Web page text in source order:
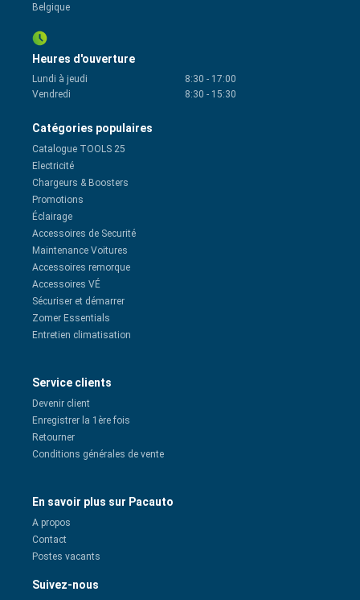
Belgique
Heures d'ouverture
Lundi à jeudi 8:30 - 17:00
Vendredi
8:30 - 15:30
Catégories populaires
Catalogue TOOLS 25
Electricité
Chargeurs & Boosters
Promotions
Éclairage
Accessoires de Securité
Maintenance Voitures
Accessoires remorque
Accessoires VÉ
Sécuriser et démarrer
Zomer Essentials
Entretien climatisation
Service clients
Devenir client
Enregistrer la 1ère fois
Retourner
Conditions générales de vente
En savoir plus sur Pacauto
A propos
Contact
Postes vacants
Suivez-nous